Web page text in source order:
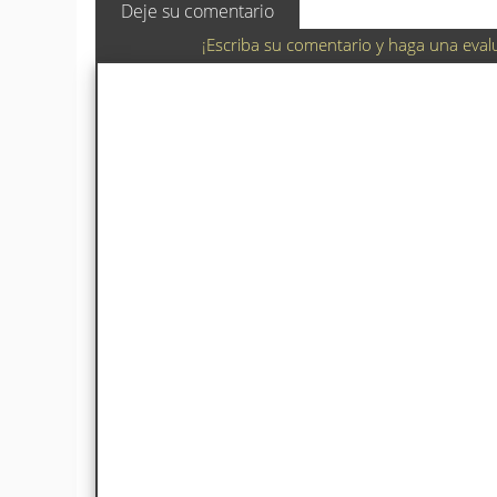
Deje su comentario
¡Escriba su comentario y haga una